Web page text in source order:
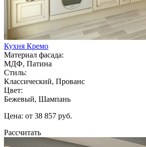
Кухня Кремо
Материал фасада:
МДФ, Патина
Стиль:
Классический, Прованс
Цвет:
Бежевый, Шампань
Цена: от 38 857 руб.
Рассчитать